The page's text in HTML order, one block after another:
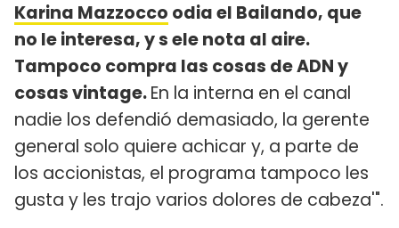
Karina Mazzocco odia el Bailando, que
no le interesa, y s ele nota al aire.
Tampoco compra las cosas de ADN y
cosas vintage.En la interna en el canal
nadie los defendió demasiado, la gerente
general solo quiere achicar y, a parte de
los accionistas, el programa tampoco les
gusta y les trajo varios dolores de cabeza'".